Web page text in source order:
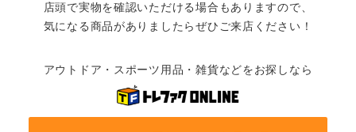
店頭で実物を確認いただける場合もありますので、
気になる商品がありましたらぜひご来店ください！
アウトドア・スポーツ用品・雑貨などをお探しなら